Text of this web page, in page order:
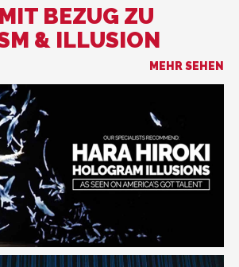
BEZUG ZU
& ILLUSION
MEHR SEHEN